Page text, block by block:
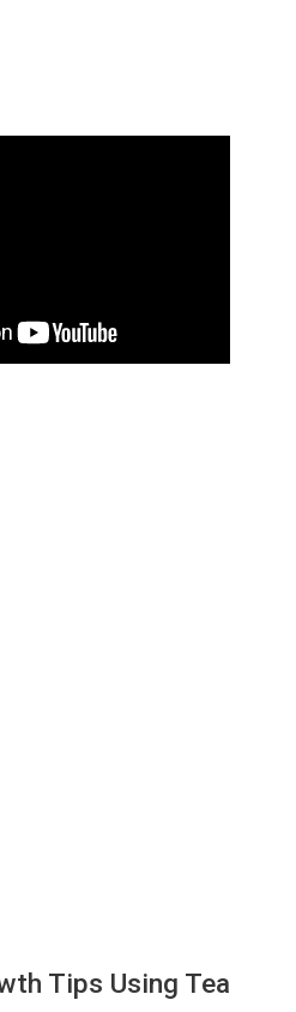
Tips Using Tea